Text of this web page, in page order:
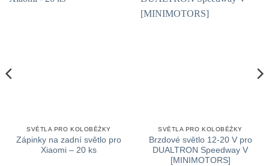
SVĚTLA PRO KOLOBĚŽKY
Zápinky na zadní světlo pro
Xiaomi – 20 ks
SVĚTLA PRO KOLOBĚŽKY
Brzdové světlo 12-20 V pro
DUALTRON Speedway V
[MINIMOTORS]